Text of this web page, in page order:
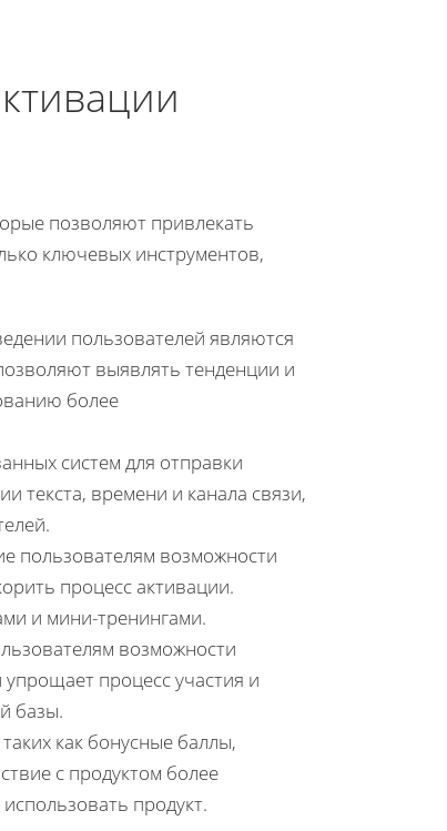
позволяют привлекать
ключевых инструментов,
пользователей являются
выявлять тенденции и
более
систем для отправки
текста, времени и канала связи,
пользователям возможности
процесс активации.
и мини-тренингами.
возможности
процесс участия и
базы.
как бонусные баллы,
с продуктом более
продукт.